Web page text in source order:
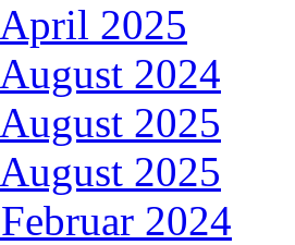
2025
2024
2025
2025
2024